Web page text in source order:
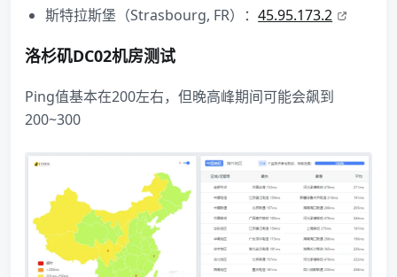
斯特拉斯堡（Strasbourg, FR）：45.95.173.2
洛杉矶DC02机房测试
Ping值基本在200左右，但晚高峰期间可能会飙到
200~300